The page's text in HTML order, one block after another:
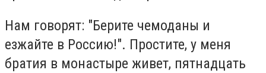
Нам говорят: "Берите чемоданы и
езжайте в Россию!". Простите, у меня
братия в монастыре живет, пятнадцать